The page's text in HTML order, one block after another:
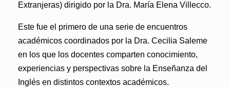
Extranjeras) dirigido por la Dra. María Elena Villecco.
Este fue el primero de una serie de encuentros
académicos coordinados por la Dra. Cecilia Saleme
en los que los docentes comparten conocimiento,
experiencias y perspectivas sobre la Enseñanza del
Inglés en distintos contextos académicos.